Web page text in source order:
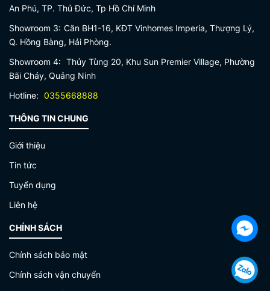
An Phú, TP. Thủ Đức, Tp Hồ Chí Minh
Showroom 3: Căn BH1-16, KĐT Vinhomes Imperia, Thượng Lý,
Q. Hồng Bàng, Hải Phòng.
Showroom 4: Thủy Tùng 20, Khu Sun Premier Village, Phường
Bãi Cháy, Quảng Ninh
Hotline: 0355668888
THÔNG TIN CHUNG
Giới thiệu
Tin tức
Tuyển dụng
Liên hệ
CHÍNH SÁCH
Chính sách bảo mật
Chính sách vận chuyển